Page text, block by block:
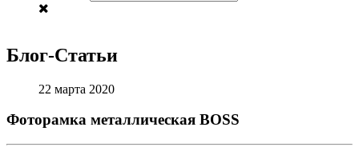
Блог-Статьи
22 марта 2020
Фоторамка металлическая BOSS